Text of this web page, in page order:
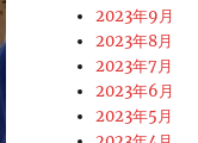
2023年9月
2023年8月
2023年7月
2023年6月
2023年5月